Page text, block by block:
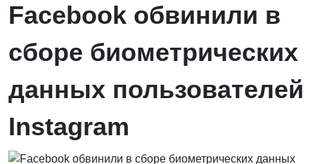
Facebook обвинили в
сборе биометрических
данных пользователей
Instagram